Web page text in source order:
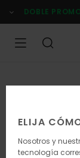
la
DOBLE PROMO
ELIJA
Nosotros y
tecnología